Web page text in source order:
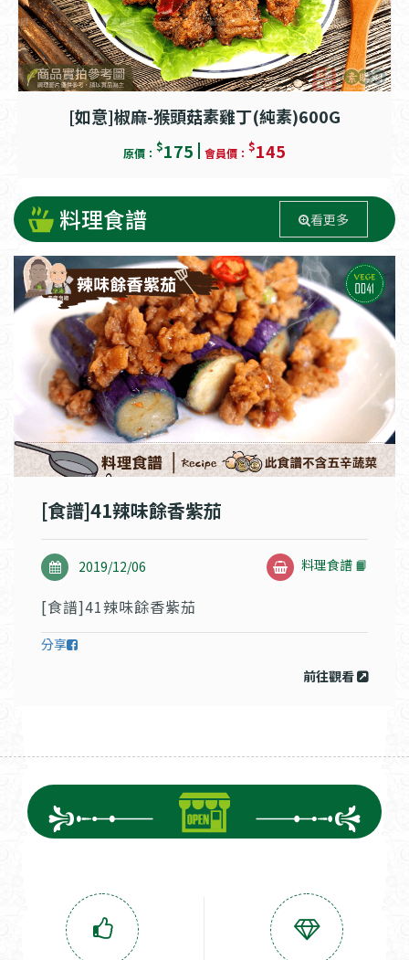
[如意]椒麻-猴頭菇素雞丁(純素)600G
原價： $175 會員價： $145
料理食譜 看更多
[食譜]41辣味餘香紫茄
2019/12/06 料理食譜 📙
[食譜]41辣味餘香紫茄
分享
前往觀看